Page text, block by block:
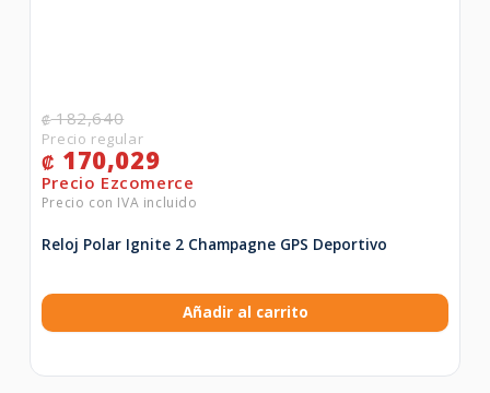
₡182,640
₡ 170,029
Reloj Polar Ignite 2 Champagne GPS Deportivo
Añadir al carrito